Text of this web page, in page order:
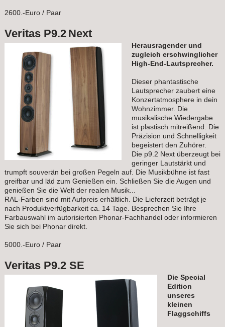
2600.-Euro / Paar
Veritas P9.2 Next.
Herausragender und
zugleich erschwinglicher
High-End-Lautsprecher.
Dieser phantastische
Lautsprecher zaubert eine
Konzertatmosphere in dein
Wohnzimmer. Die
musikalische Wiedergabe
ist plastisch mitreißend. Die
Präzision und Schnelligkeit
begeistert den Zuhörer.
Die p9.2 Next überzeugt bei
geringer Lautstärkt und
trumpft souverän bei großen Pegeln auf. Die Musikbühne ist fast
greifbar und läd zum Genießen ein. Schließen Sie die Augen und
genießen Sie die Welt der realen Musik...
RAL-Farben sind mit Aufpreis erhältlich. Die Lieferzeit beträgt je
nach Produktverfügbarkeit ca. 14 Tage. Besprechen Sie Ihre
Farbauswahl im autorisierten Phonar-Fachhandel oder informieren
Sie sich bei Phonar direkt.
5000.-Euro / Paar
Veritas P9.2 SE
Die Special
Edition
unseres
kleinen
Flaggschiffs